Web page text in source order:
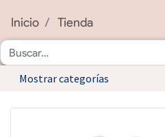
Inicio Tienda
Mostrar categorías